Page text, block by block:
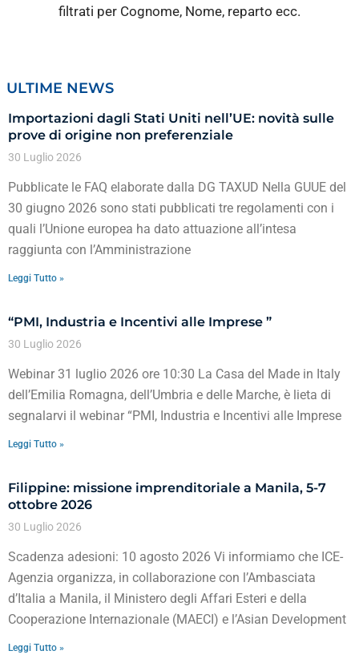
filtrati per Cognome, Nome, reparto ecc.
ULTIME NEWS
Importazioni dagli Stati Uniti nell’UE: novità sulle
prove di origine non preferenziale
30 Luglio 2026
Pubblicate le FAQ elaborate dalla DG TAXUD Nella GUUE del
30 giugno 2026 sono stati pubblicati tre regolamenti con i
quali l’Unione europea ha dato attuazione all’intesa
raggiunta con l’Amministrazione
Leggi Tutto »
“PMI, Industria e Incentivi alle Imprese ”
30 Luglio 2026
Webinar 31 luglio 2026 ore 10:30 La Casa del Made in Italy
dell’Emilia Romagna, dell’Umbria e delle Marche, è lieta di
segnalarvi il webinar “PMI, Industria e Incentivi alle Imprese
Leggi Tutto »
Filippine: missione imprenditoriale a Manila, 5-7
ottobre 2026
30 Luglio 2026
Scadenza adesioni: 10 agosto 2026 Vi informiamo che ICE-
Agenzia organizza, in collaborazione con l’Ambasciata
d’Italia a Manila, il Ministero degli Affari Esteri e della
Cooperazione Internazionale (MAECI) e l’Asian Development
Leggi Tutto »